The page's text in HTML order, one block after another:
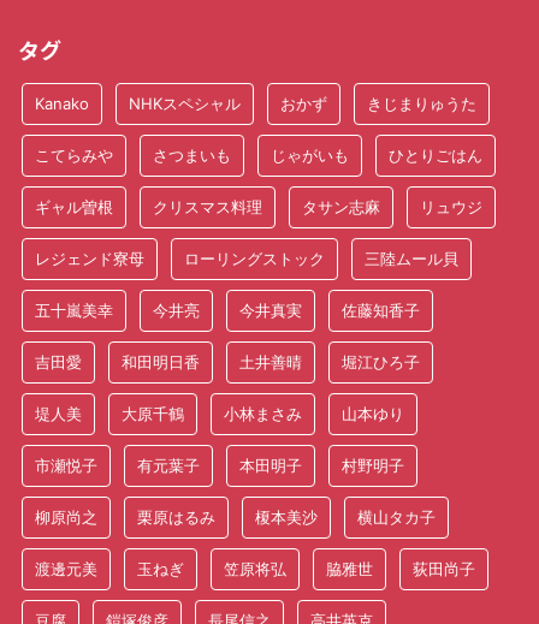
タグ
Kanako NHKスペシャル おかず きじまりゅうた
こてらみや さつまいも じゃがいも ひとりごはん
ギャル曽根 クリスマス料理 タサン志麻 リュウジ
レジェンド寮母 ローリングストック 三陸ムール貝
五十嵐美幸 今井亮 今井真実 佐藤知香子
吉田愛 和田明日香 土井善晴 堀江ひろ子
堤人美 大原千鶴 小林まさみ 山本ゆり
市瀬悦子 有元葉子 本田明子 村野明子
柳原尚之 栗原はるみ 榎本美沙 横山タカ子
渡邊元美 玉ねぎ 笠原将弘 脇雅世 荻田尚子